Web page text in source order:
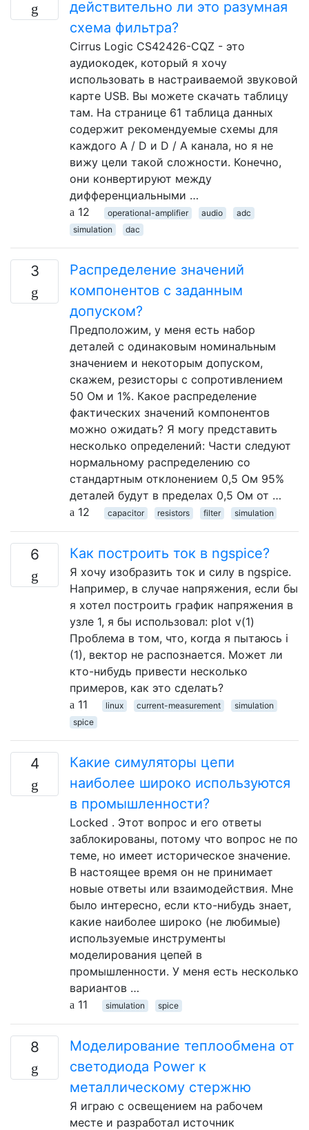
действительно ли это разумная
схема фильтра?
Cirrus Logic CS42426-CQZ - это
аудиокодек, который я хочу
использовать в настраиваемой звуковой
карте USB. Вы можете скачать таблицу
там. На странице 61 таблица данных
содержит рекомендуемые схемы для
каждого A / D и D / A канала, но я не
вижу цели такой сложности. Конечно,
они конвертируют между
дифференциальными …
12
operational-amplifier audio
adc
simulation
dac
3
Распределение значений
компонентов с заданным
допуском?
Предположим, у меня есть набор
деталей с одинаковым номинальным
значением и некоторым допуском,
скажем, резисторы с сопротивлением
50 Ом и 1%. Какое распределение
фактических значений компонентов
можно ожидать? Я могу представить
несколько определений: Части следуют
нормальному распределению со
стандартным отклонением 0,5 Ом 95%
деталей будут в пределах 0,5 Ом от …
12
capacitor resistors filter simulation
6 Как построить ток в ngspice?
Я хочу изобразить ток и силу в ngspice.
Например, в случае напряжения, если бы
я хотел построить график напряжения в
узле 1, я бы использовал: plot v(1)
Проблема в том, что, когда я пытаюсь i
(1), вектор не распознается. Может ли
кто-нибудь привести несколько
примеров, как это сделать?
11
linux current-measurement
simulation
spice
4
Какие симуляторы цепи
наиболее широко используются
в промышленности?
Locked . Этот вопрос и его ответы
заблокированы, потому что вопрос не по
теме, но имеет историческое значение.
В настоящее время он не принимает
новые ответы или взаимодействия. Мне
было интересно, если кто-нибудь знает,
какие наиболее широко (не любимые)
используемые инструменты
моделирования цепей в
промышленности. У меня есть несколько
вариантов …
11
simulation spice
8
Моделирование теплообмена от
светодиода Power к
металлическому стержню
Я играю с освещением на рабочем
месте и разработал источник